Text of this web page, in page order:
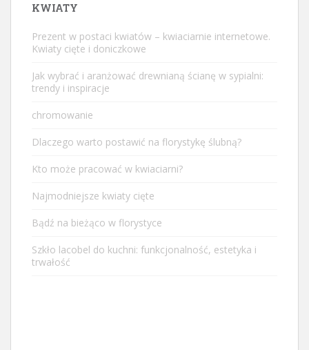
KWIATY
Prezent w postaci kwiatów – kwiaciarnie internetowe.
Kwiaty cięte i doniczkowe
Jak wybrać i aranżować drewnianą ścianę w sypialni:
trendy i inspiracje
chromowanie
Dlaczego warto postawić na florystykę ślubną?
Kto może pracować w kwiaciarni?
Najmodniejsze kwiaty cięte
Bądź na bieżąco w florystyce
Szkło lacobel do kuchni: funkcjonalność, estetyka i
trwałość